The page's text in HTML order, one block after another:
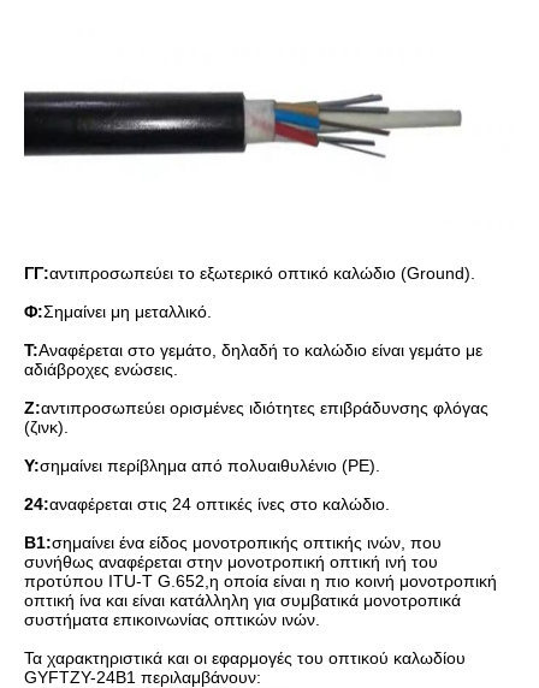
ΓΓ:αντιπροσωπεύει το εξωτερικό οπτικό καλώδιο (Ground).
Φ:Σημαίνει μη μεταλλικό.
Τ:Αναφέρεται στο γεμάτο, δηλαδή το καλώδιο είναι γεμάτο με
αδιάβροχες ενώσεις.
Ζ:αντιπροσωπεύει ορισμένες ιδιότητες επιβράδυνσης φλόγας
(ζινκ).
Y:σημαίνει περίβλημα από πολυαιθυλένιο (PE).
24:αναφέρεται στις 24 οπτικές ίνες στο καλώδιο.
Β1:σημαίνει ένα είδος μονοτροπικής οπτικής ινών, που
συνήθως αναφέρεται στην μονοτροπική οπτική ινή του
προτύπου ITU-T G.652,η οποία είναι η πιο κοινή μονοτροπική
οπτική ίνα και είναι κατάλληλη για συμβατικά μονοτροπικά
συστήματα επικοινωνίας οπτικών ινών.
Τα χαρακτηριστικά και οι εφαρμογές του οπτικού καλωδίου
GYFTZY-24B1 περιλαμβάνουν: